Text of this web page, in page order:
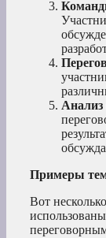
Анализ
Примеры
Вот